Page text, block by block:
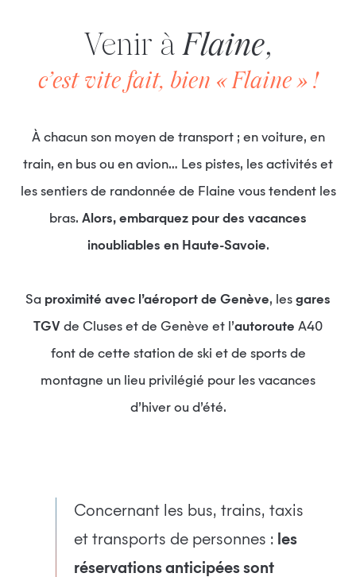
Venir àFlaine,
c’est vite fait, bien « Flaine » !
À chacun son moyen de transport ; en voiture, en
train, en bus ou en avion… Les pistes, les activités et
les sentiers de randonnée de Flaine vous tendent les
bras. Alors, embarquez pour des vacances
inoubliables en Haute-Savoie.
Sa proximité avec l’aéroport de Genève, les gares
TGV de Cluses et de Genève et l’autoroute A40
font de cette station de ski et de sports de
montagne un lieu privilégié pour les vacances
d’hiver ou d’été.
Concernant les bus, trains, taxis
et transports de personnes : les
réservations anticipées sont